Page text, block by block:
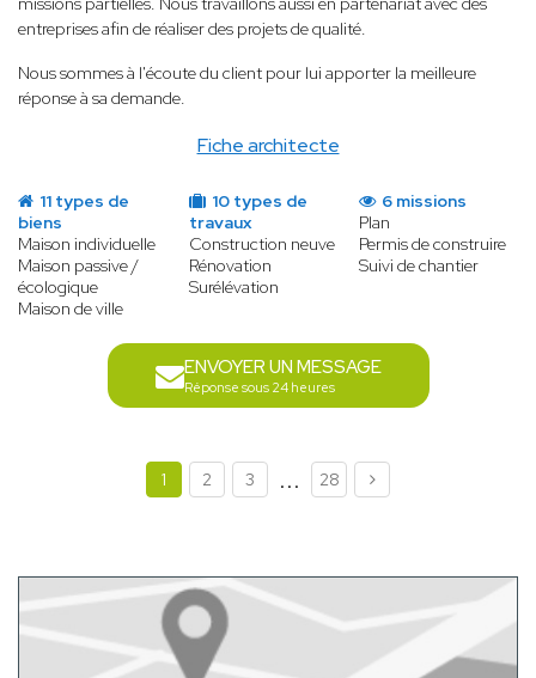
Fiche architecte
entreprises afin de réaliser des projets de qualité.
Nous sommes à l'écoute du client pour lui apporter la meilleure
réponse à sa demande.
11 types de
biens
Maison individuelle
Maison passive /
écologique
Maison de ville
10 types de
travaux
Construction neuve
Rénovation
Surélévation
6 missions
Plan
Permis de construire
Suivi de chantier
ENVOYER UN MESSAGE
Réponse sous 24 heures
1 2 3 ... 28